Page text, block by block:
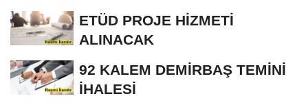
KÜTÜPHANESİ BAKIM VE
ONARIM...
ETÜD PROJE HİZMETİ
ALINACAK
92 KALEM DEMİRBAŞ TEMİNİ
İHALESİ